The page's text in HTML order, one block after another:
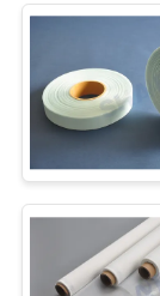
ขอ
ใบ
เสนอ